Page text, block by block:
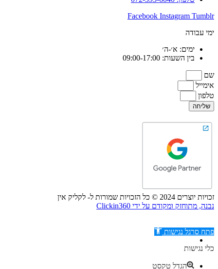
Facebook Instagram Tumblr
ימי עבודה
ימים: א׳-ה׳
בין השעות: 09:00-17:00
שם
אימייל
טלפון
שליחה
זכויות יוצרים 2024 © כל הזכויות שמורות ל- לקליק אין
נבנה, מתוחזק ומקודם על ידי Clickin360
פתח סרגל נגישות
כלי נגישות
הגדל טקסט